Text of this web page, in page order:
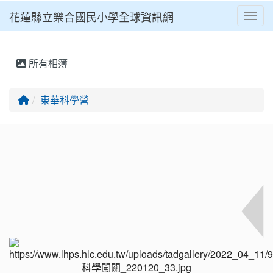
⏸
花蓮縣立樂合國民小學全球資訊網
所有相簿
回首頁
東華科學營